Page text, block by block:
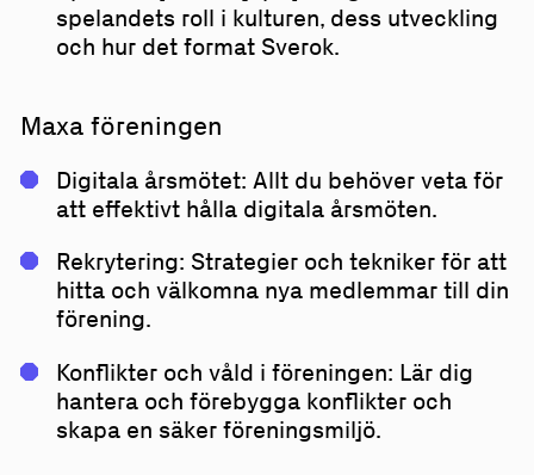
spelandets roll i kulturen, dess utveckling
och hur det format Sverok.
Maxa föreningen
Digitala årsmötet: Allt du behöver veta för
att effektivt hålla digitala årsmöten.
Rekrytering: Strategier och tekniker för att
hitta och välkomna nya medlemmar till din
förening.
Konflikter och våld i föreningen: Lär dig
hantera och förebygga konflikter och
skapa en säker föreningsmiljö.